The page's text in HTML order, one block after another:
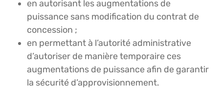
en autorisant les augmentations de
puissance sans modification du contrat de
concession ;
en permettant à l’autorité administrative
d’autoriser de manière temporaire ces
augmentations de puissance afin de garantir
la sécurité d’approvisionnement.